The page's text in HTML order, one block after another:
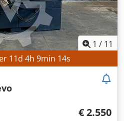
1 / 11
11d 4h 9min 12s
€ 2.550